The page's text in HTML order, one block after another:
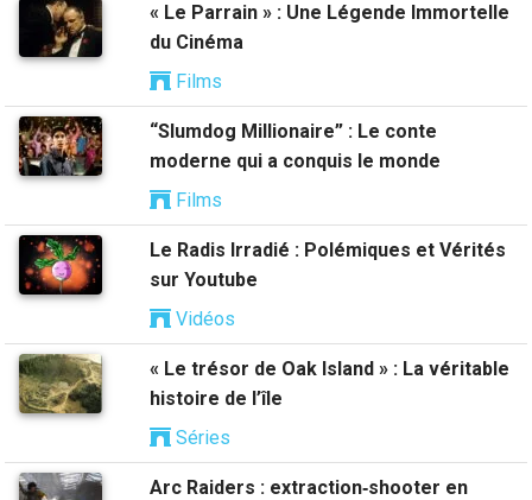
« Le Parrain » : Une Légende Immortelle
du Cinéma
Films
“Slumdog Millionaire” : Le conte
moderne qui a conquis le monde
Films
Le Radis Irradié : Polémiques et Vérités
sur Youtube
Vidéos
« Le trésor de Oak Island » : La véritable
histoire de l’île
Séries
Arc Raiders : extraction‑shooter en